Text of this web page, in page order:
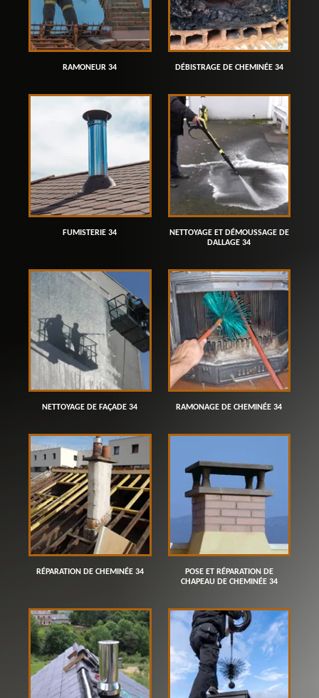
RAMONEUR 34 DÉBISTRAGE DE CHEMINÉE 34
FUMISTERIE 34
NETTOYAGE ET DÉMOUSSAGE DE
DALLAGE 34
NETTOYAGE DE FAÇADE 34 RAMONAGE DE CHEMINÉE 34
RÉPARATION DE CHEMINÉE 34
POSE ET RÉPARATION DE
CHAPEAU DE CHEMINÉE 34